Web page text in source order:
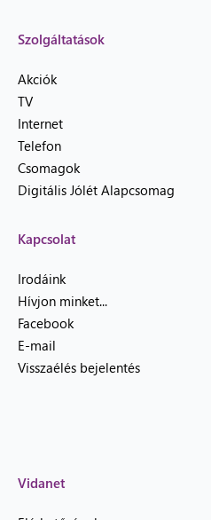
Szolgáltatások
Akciók
TV
Internet
Telefon
Csomagok
Digitális Jólét Alapcsomag
Kapcsolat
Irodáink
Hívjon minket...
Facebook
E-mail
Visszaélés bejelentés
Vidanet